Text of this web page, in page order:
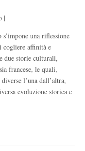
|
una riflessione
cogliere affinità e
due storie culturali,
francese, le quali,
l’una dall’altra,
evoluzione storica e